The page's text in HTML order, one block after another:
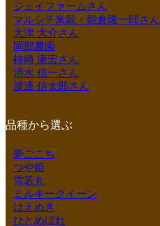
ジェイファームさん
マルシチ米穀・朝倉隆一郎さん
大津 大介さん
岡部農園
柿崎 康宏さん
清水 信一さん
渡邊 信太郎さん
品種から選ぶ
夢ごこち
つや姫
雪若丸
ミルキークイーン
はえぬき
ひとめぼれ